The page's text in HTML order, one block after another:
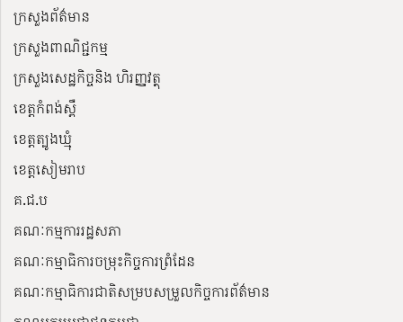
ក្រសួងព័ត៌មាន
ក្រសួងពាណិជ្ជកម្ម
ក្រសួងសេដ្ឋកិច្ចនិង ហិរញ្ញវត្ថុ
ខេត្តកំពង់ស្ពឺ
ខេត្តត្បូងឃ្មុំ
ខេត្តសៀមរាប
គ.ជ.ប
គណៈកម្មការរដ្ឋសភា
គណៈកម្មាធិការចម្រុះកិច្ចការព្រំដែន
គណៈកម្មាធិការជាតិសម្របសម្រួលកិច្ចការព័ត៌មាន